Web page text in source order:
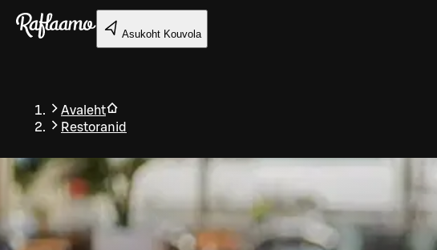
Liigu peamise sisu juurde
Asukoht Kouvola
Avaleht
Restoranid